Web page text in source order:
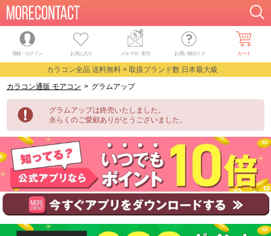
登録・ログイン お気に入り メルマガ・割引 お買い物ガイド カート
カラコン全品 送料無料 × 取扱ブランド数 日本最大級
カラコン通販 モアコン > グラムアップ
グラムアップは終売いたしました。
永らくのご愛顧ありがとうございました。